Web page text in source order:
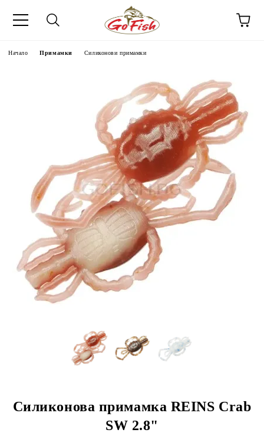
Начало Примамки Силиконови примамки
Силиконова примамка REINS Crab
SW 2.8"